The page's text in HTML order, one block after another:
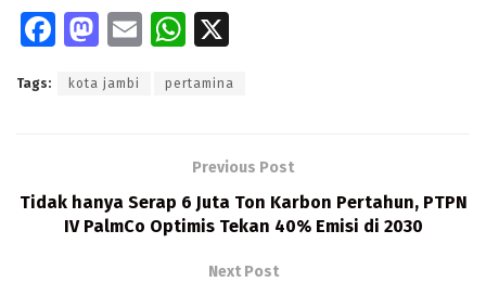
Fa
b
k
M
to
n
E
ai
W
at
A
p
p
Tags: kota jambi pertamina
Previous Post
Tidak hanya Serap 6 Juta Ton Karbon Pertahun, PTPN
IV PalmCo Optimis Tekan 40% Emisi di 2030
Next Post